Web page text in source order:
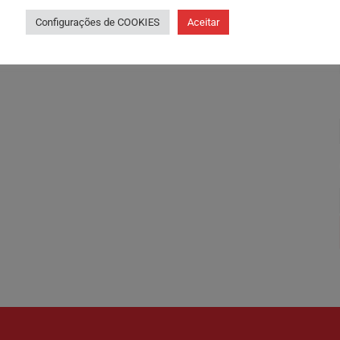
Configurações de COOKIES Aceitar